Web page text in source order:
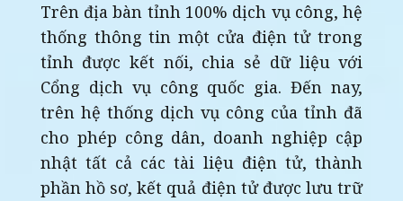
Trên địa bàn tỉnh 100% dịch vụ công, hệ
thống thông tin một cửa điện tử trong
tỉnh được kết nối, chia sẻ dữ liệu với
Cổng dịch vụ công quốc gia. Đến nay,
trên hệ thống dịch vụ công của tỉnh đã
cho phép công dân, doanh nghiệp cập
nhật tất cả các tài liệu điện tử, thành
phần hồ sơ, kết quả điện tử được lưu trữ